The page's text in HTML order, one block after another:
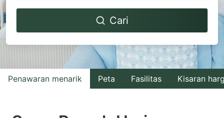
Navigate
to
interact
with
the
Navigate
to
interact
with
the
Cari
Penawaran menarik Peta Fasilitas Kisaran